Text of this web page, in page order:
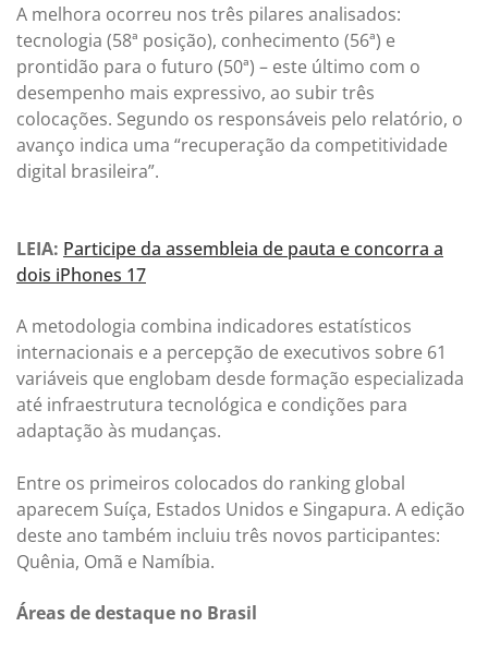
A melhora ocorreu nos três pilares analisados:
tecnologia (58ª posição), conhecimento (56ª) e
prontidão para o futuro (50ª) – este último com o
desempenho mais expressivo, ao subir três
colocações. Segundo os responsáveis pelo relatório, o
avanço indica uma “recuperação da competitividade
digital brasileira”.
LEIA: Participe da assembleia de pauta e concorra a
dois iPhones 17
A metodologia combina indicadores estatísticos
internacionais e a percepção de executivos sobre 61
variáveis que englobam desde formação especializada
até infraestrutura tecnológica e condições para
adaptação às mudanças.
Entre os primeiros colocados do ranking global
aparecem Suíça, Estados Unidos e Singapura. A edição
deste ano também incluiu três novos participantes:
Quênia, Omã e Namíbia.
Áreas de destaque no Brasil